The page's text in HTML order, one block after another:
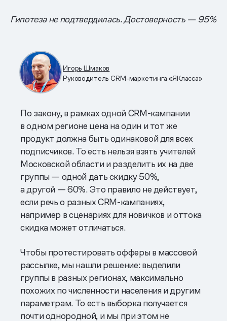
Гипотеза не подтвердилась. Достоверность — 95%
Игорь Шмаков
Руководитель CRM-маркетинга «ЯКласса»
По закону, в рамках одной CRM-кампании
в одном регионе цена на один и тот же
продукт должна быть одинаковой для всех
подписчиков. То есть нельзя взять учителей
Московской области и разделить их на две
группы — одной дать скидку 50%,
а другой — 60%. Это правило не действует,
если речь о разных CRM-кампаниях,
например в сценариях для новичков и оттока
скидка может отличаться.
Чтобы протестировать офферы в массовой
рассылке, мы нашли решение: выделили
группы в разных регионах, максимально
похожих по численности населения и другим
параметрам. То есть выборка получается
почти однородной, и мы при этом не